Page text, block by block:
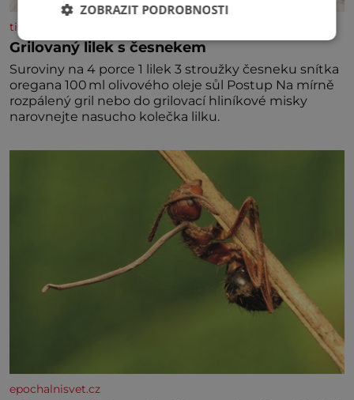
tisicereceptu.cz
Grilovaný lilek s česnekem
Suroviny na 4 porce 1 lilek 3 stroužky česneku snítka
oregana 100 ml olivového oleje sůl Postup Na mírně
rozpálený gril nebo do grilovací hliníkové misky
narovnejte nasucho kolečka lilku.
epochalnisvet.cz
ZOBRAZIT PODROBNOSTI